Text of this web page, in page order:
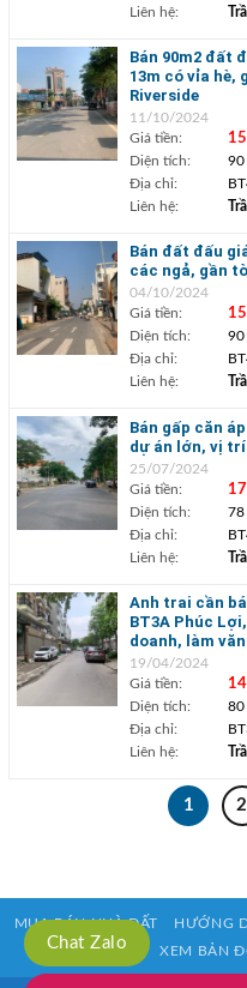
Liên hệ:
Bán 90m2 đất
13m có vỉa hè,
Riverside
11/10/2024
Giá tiền:
Diện tích:
90
Địa chỉ:
Liên hệ:
Bán đất đấu
các ngả, gần
04/10/2024
Giá tiền:
Diện tích:
90
Địa chỉ:
Liên hệ:
Bán gấp căn
dự án lớn, vị
25/07/2024
Giá tiền:
Diện tích:
78
Địa chỉ:
Liên hệ:
Anh trai cần
BT3A Phúc
doanh, làm
19/04/2024
Giá tiền:
Diện tích:
80
Địa chỉ:
Liên hệ:
1 2
MUA BÁN NHÀ ĐẤT HƯỚNG
XEM BẢN
Chat Zalo